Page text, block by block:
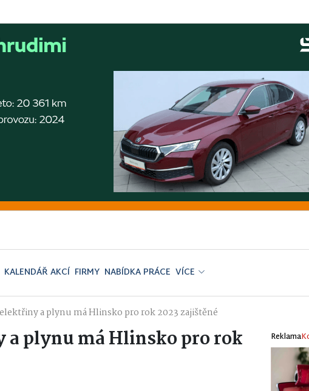
KALENDÁŘ AKCÍ FIRMY NABÍDKA PRÁCE VÍCE
a plynu má Hlinsko pro rok 2023 zajištěné
plynu má Hlinsko pro rok
Reklama